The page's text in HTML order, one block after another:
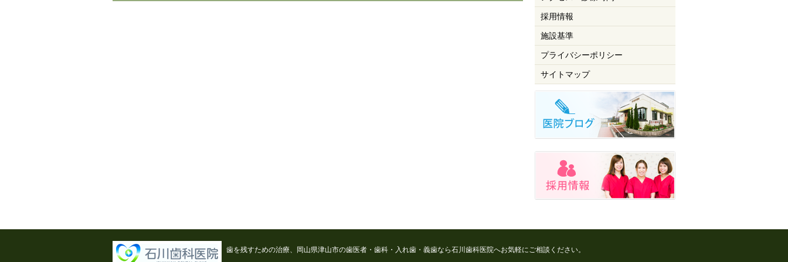
採用情報
施設基準
プライバシーポリシー
サイトマップ
歯を残すための治療、岡山県津山市の歯医者・歯科・入れ歯・義歯なら石川歯科医院へお気軽にご相談ください。